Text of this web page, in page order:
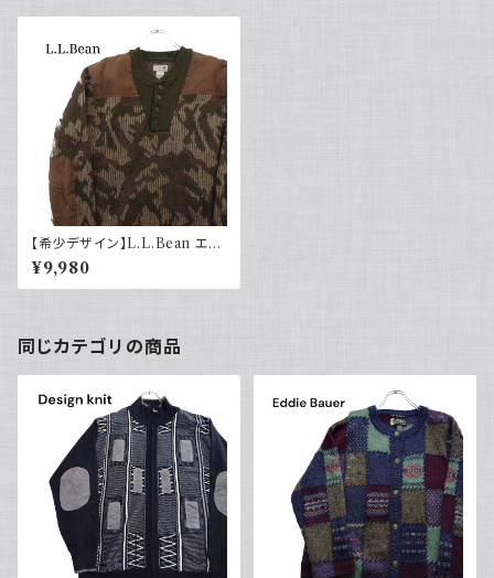
【希少デザイン】L.L.Bean エル
エルビーン コマンドセーター 迷
彩柄
¥9,980
同じカテゴリの商品